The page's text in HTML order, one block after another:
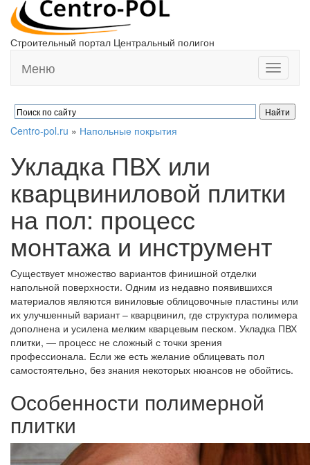
Строительный портал Центральный полигон
Toggle
Меню
Centro-pol.ru » Напольные покрытия
Укладка ПВХ или
кварцвиниловой плитки
на пол: процесс
монтажа и инструмент
Существует множество вариантов финишной отделки
напольной поверхности. Одним из недавно появившихся
материалов являются виниловые облицовочные пластины или
их улучшенный вариант – кварцвинил, где структура полимера
дополнена и усилена мелким кварцевым песком. Укладка ПВХ
плитки, — процесс не сложный с точки зрения
профессионала. Если же есть желание облицевать пол
самостоятельно, без знания некоторых нюансов не обойтись.
Особенности полимерной
плитки